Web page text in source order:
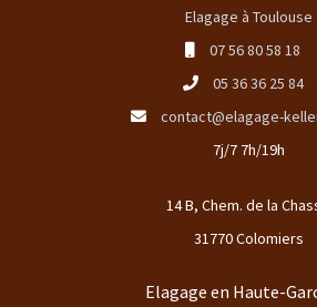
Elagage à Toulouse
07 56 80 58 18
05 36 36 25 84
contact@elagage-
7j/7 7h/19h
14 B, Chem. de la
31770 Colomiers
Elagage en Haute-